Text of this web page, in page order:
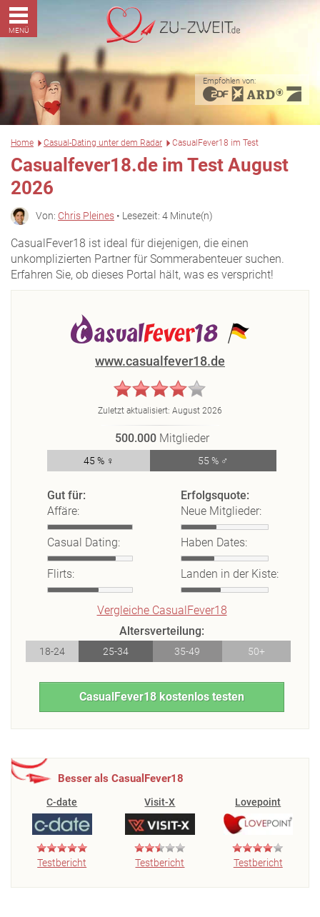
MENÜ
Empfohlen von:
Home Casual-Dating unter dem Radar CasualFever18 im Test
Casualfever18.de im Test August
2026
Von: Chris Pleines • Lesezeit: 4 Minute(n)
CasualFever18 ist ideal für diejenigen, die einen
unkomplizierten Partner für Sommerabenteuer suchen.
Erfahren Sie, ob dieses Portal hält, was es verspricht!
www.casualfever18.de
Zuletzt aktualisiert: August 2026
500.000 Mitglieder
45 % ♀ 55 % ♂
Gut für:
Affäre:
Casual Dating:
Flirts:
Erfolgsquote:
Neue Mitglieder:
Haben Dates:
Landen in der Kiste:
Vergleiche CasualFever18
Altersverteilung:
18-24 25-34 35-49 50+
CasualFever18 kostenlos testen
Besser als CasualFever18
C-date
Testbericht
Visit-X
Testbericht
Lovepoint
Testbericht